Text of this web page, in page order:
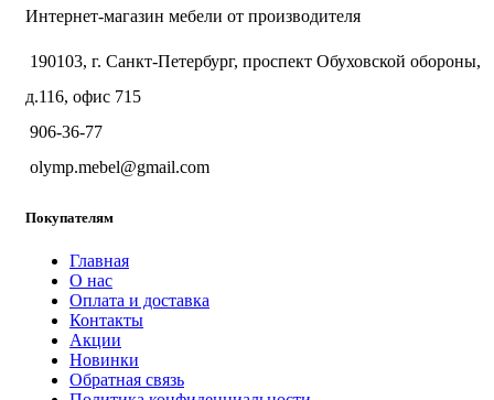
Интернет-магазин мебели от производителя
190103, г. Санкт-Петербург, проспект Обуховской обороны,
д.116, офис 715
906-36-77
olymp.mebel@gmail.com
Покупателям
Главная
О нас
Оплата и доставка
Контакты
Акции
Новинки
Обратная связь